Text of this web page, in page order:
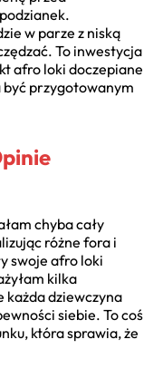
w parze z niską
To inwestycja
afro loki doczepiane
przygotowanym
chyba cały
różne fora i
swoje afro loki
kilka
dziewczyna
siebie. To coś
która sprawia, że